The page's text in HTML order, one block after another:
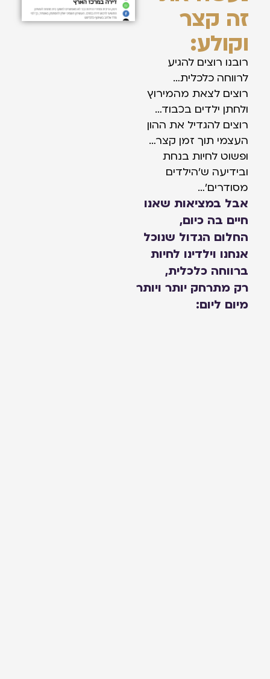
זה קצר
וקולע:
רובנו רוצים להגיע
לרווחה כלכלית…
רוצים לצאת מהמירוץ
ולחתן ילדים בכבוד…
רוצים להגדיל את ההון
העצמי תוך זמן קצר…
ופשוט לחיות בנחת
ובידיעה ש׳הילדים
מסודרים׳…
אבל במציאות שאנו
חיים בה כיום,
החלום הגדול שנוכל
אנחנו וילדינו לחיות
ברווחה כלכלית,
רק מתרחק יותר ויותר
מיום ליום: